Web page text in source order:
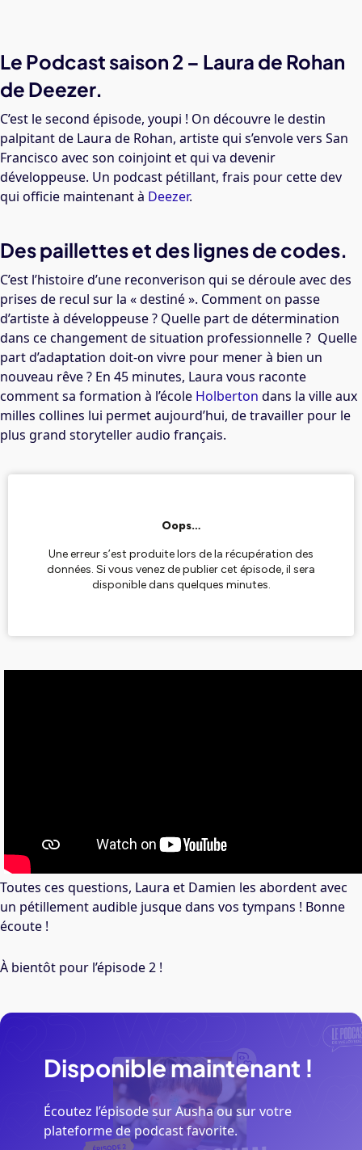
Le Podcast saison 2 – Laura de Rohan
de Deezer.
C’est le second épisode, youpi ! On découvre le destin
palpitant de Laura de Rohan, artiste qui s’envole vers San
Francisco avec son coinjoint et qui va devenir
développeuse. Un podcast pétillant, frais pour cette dev
qui officie maintenant à Deezer.
Des paillettes et des lignes de codes.
C’est l’histoire d’une reconverison qui se déroule avec des
prises de recul sur la « destiné ». Comment on passe
d’artiste à développeuse ? Quelle part de détermination
dans ce changement de situation professionnelle ? Quelle
part d’adaptation doit-on vivre pour mener à bien un
nouveau rêve ? En 45 minutes, Laura vous raconte
comment sa formation à l’école Holberton dans la ville aux
milles collines lui permet aujourd’hui, de travailler pour le
plus grand storyteller audio français.
Toutes ces questions, Laura et Damien les abordent avec
un pétillement audible jusque dans vos tympans ! Bonne
écoute !
À bientôt pour l’épisode 2 !
Disponiblemaintenant !
Écoutez l’épisode sur Ausha ou sur votre
plateforme de podcast favorite.